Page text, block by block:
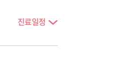
진료일정